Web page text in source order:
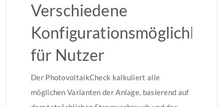
Verschiedene
für Nutzer
Der PhotovoltaikCheck kalkuliert alle
möglichen Varianten der Anlage, basierend auf